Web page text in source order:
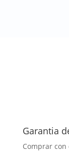
Garantia
Comprar con